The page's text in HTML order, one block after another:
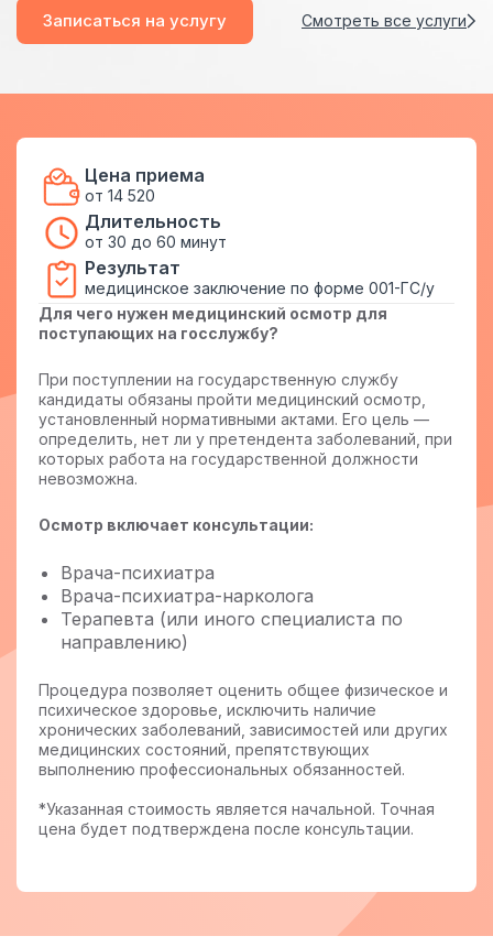
Записаться на услугу Смотреть все услуги
Цена приема
от 14 520
Длительность
от 30 до 60 минут
Результат
медицинское заключение по форме 001-ГС/у
Для чего нужен медицинский осмотр для
поступающих на госслужбу?
При поступлении на государственную службу
кандидаты обязаны пройти медицинский осмотр,
установленный нормативными актами. Его цель —
определить, нет ли у претендента заболеваний, при
которых работа на государственной должности
невозможна.
Осмотр включает консультации:
Врача-психиатра
Врача-психиатра-нарколога
Терапевта (или иного специалиста по
направлению)
Процедура позволяет оценить общее физическое и
психическое здоровье, исключить наличие
хронических заболеваний, зависимостей или других
медицинских состояний, препятствующих
выполнению профессиональных обязанностей.
*Указанная стоимость является начальной. Точная
цена будет подтверждена после консультации.